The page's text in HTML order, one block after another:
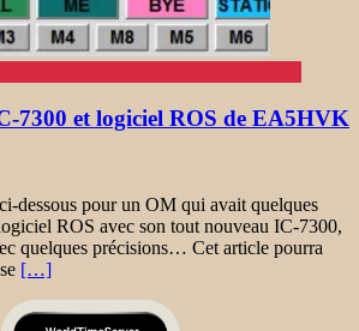
7300 et logiciel ROS de EA5HVK
dessous pour un OM qui avait quelques
ROS avec son tout nouveau IC-7300,
quelques précisions… Cet article pourra
[…]